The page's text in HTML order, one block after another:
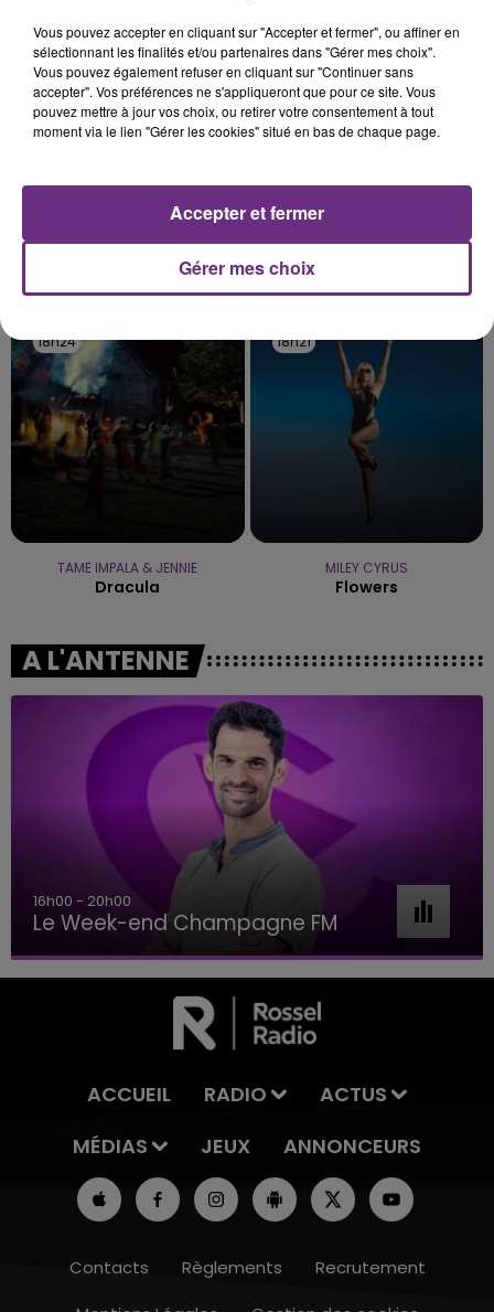
7 août 2026
LE MAGASIN JOUÉCLUB DE REIMS FERME
C'était l'une des institutions du centre-ville
rémois. Le magasin JouéClub est contraint de
fermer ses portes.
TITRES DIFFUSÉS
18h24
18h24
TAME IMPALA & JENNIE
Dracula
18h21
18h21
MILEY CYRUS
Flowers
A L'ANTENNE
16h00 - 20h00
Le Week-end Champagne FM
ACCUEIL RADIO
ACTUS
MÉDIAS
JEUX ANNONCEURS
Contacts Règlements
Recrutement
Vous pouvez accepter en cliquant sur "Accepter et fermer", ou affiner en
sélectionnant les finalités et/ou partenaires dans "Gérer mes choix".
Vous pouvez également refuser en cliquant sur "Continuer sans
accepter". Vos préférences ne s'appliqueront que pour ce site. Vous
pouvez mettre à jour vos choix, ou retirer votre consentement à tout
moment via le lien "Gérer les cookies" situé en bas de chaque page.
Gérer mes choix
Accepter et fermer